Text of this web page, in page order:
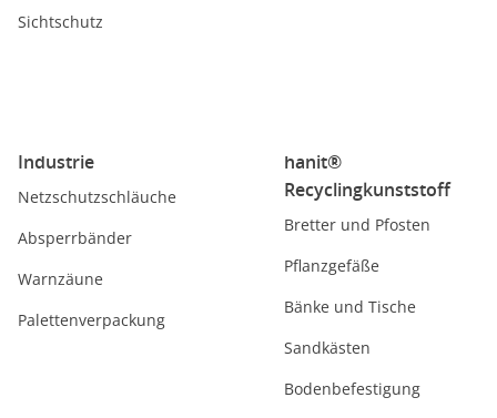
Sichtschutz
Industrie
Netzschutzschläuche
Absperrbänder
Warnzäune
Palettenverpackung
hanit®
Recyclingkunststoff
Bretter und Pfosten
Pflanzgefäße
Bänke und Tische
Sandkästen
Bodenbefestigung